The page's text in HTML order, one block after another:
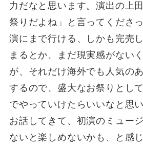
力だなと思います。演出の上
祭りだよね」と言ってくださ
演にまで行ける、しかも完売
まるとか、まだ現実感がない
が、それだけ海外でも人気の
するので、盛大なお祭りとし
でやっていけたらいいなと思
お話してきて、初演のミュー
ないと楽しめないかも、と感